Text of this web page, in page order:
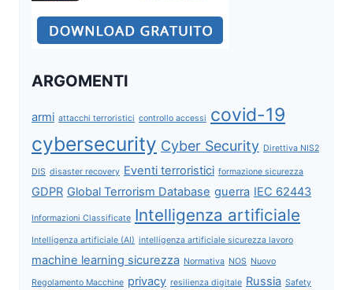
ARGOMENTI
armi attacchi terroristici controllo accessi covid-19
cybersecurity Cyber Security Direttiva NIS2
DIS disaster recovery Eventi terroristici formazione sicurezza
GDPR Global Terrorism Database guerra IEC 62443
Informazioni Classificate Intelligenza artificiale
Intelligenza artificiale (AI) intelligenza artificiale sicurezza lavoro
machine learning sicurezza Normativa NOS Nuovo
Regolamento Macchine privacy resilienza digitale Russia Safety